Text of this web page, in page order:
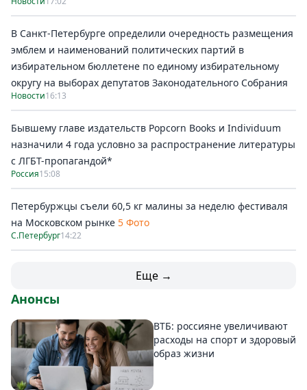
В Санкт-Петербурге определили очередность размещения
эмблем и наименований политических партий в
избирательном бюллетене по единому избирательному
округу на выборах депутатов Законодательного Собрания
Новости16:13
Бывшему главе издательств Popcorn Books и Individuum
назначили 4 года условно за распространение литературы
с ЛГБТ-пропагандой*
Россия15:08
Петербуржцы съели 60,5 кг малины за неделю фестиваля
на Московском рынке 5 Фото
С.Петербург14:22
Еще →
Анонсы
ВТБ: россияне увеличивают
расходы на спорт и здоровый
образ жизни